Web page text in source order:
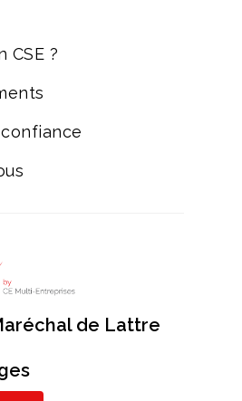
CSE ?
de Lattre